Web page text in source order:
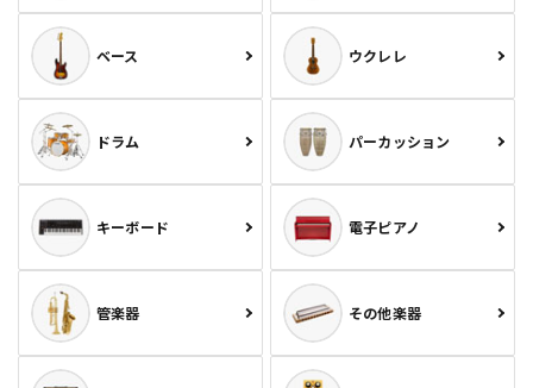
ベース ウクレレ
ドラム パーカッション
キーボード 電子ピアノ
管楽器 その他楽器